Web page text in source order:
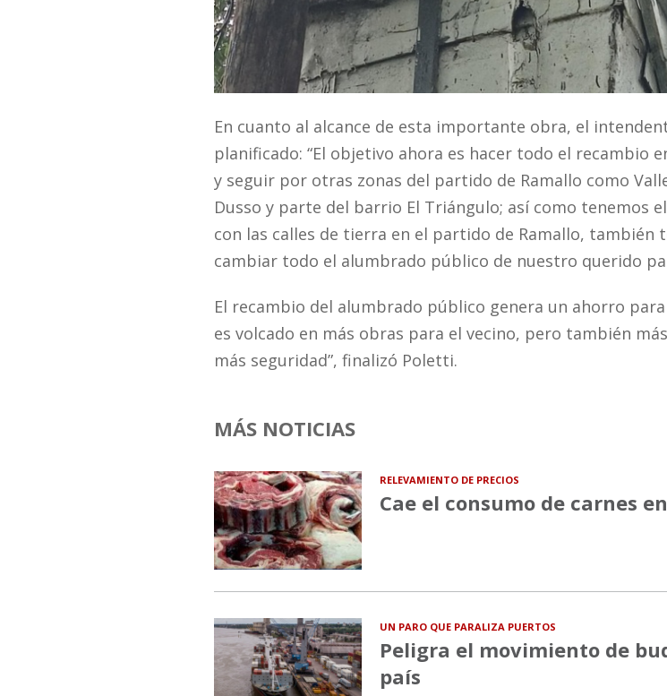
En cuanto al alcance de esta importante obra, el
planificado: “El objetivo ahora es hacer todo el recambio
y seguir por otras zonas del partido de Ramallo como
Dusso y parte del barrio El Triángulo; así como tenemos
con las calles de tierra en el partido de Ramallo, también
cambiar todo el alumbrado público de nuestro querido
El recambio del alumbrado público genera un ahorro
es volcado en más obras para el vecino, pero también
más seguridad”, finalizó Poletti.
MÁS NOTICIAS
RELEVAMIENTO DE PRECIOS
Cae el consumo de carnes
UN PARO QUE PARALIZA PUERTOS
Peligra el movimiento de
país